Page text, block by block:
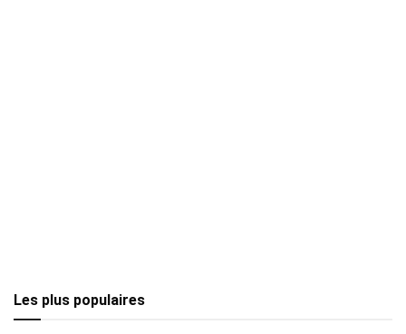
Les plus populaires